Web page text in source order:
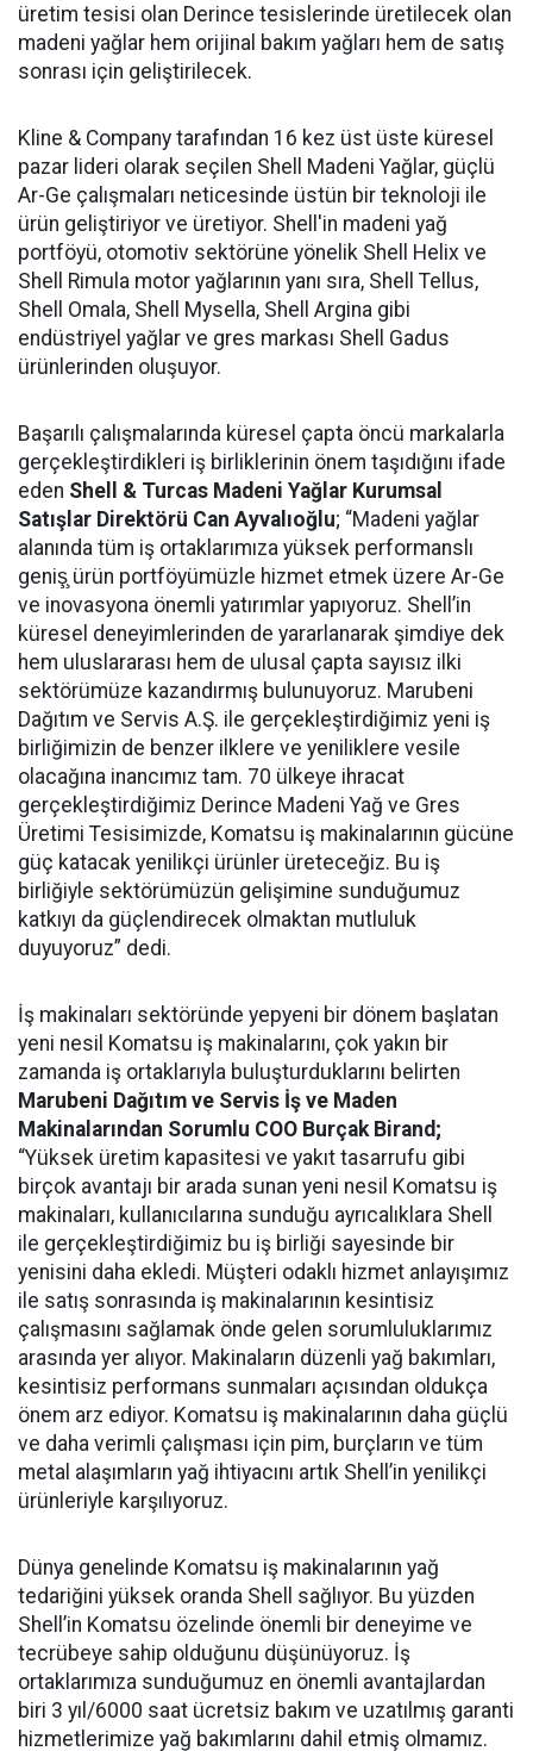
üretim tesisi olan Derince tesislerinde üretilecek olan
madeni yağlar hem orijinal bakım yağları hem de satış
sonrası için geliştirilecek.
Kline & Company tarafından 16 kez üst üste küresel
pazar lideri olarak seçilen Shell Madeni Yağlar, güçlü
Ar-Ge çalışmaları neticesinde üstün bir teknoloji ile
ürün geliştiriyor ve üretiyor. Shell'in madeni yağ
portföyü, otomotiv sektörüne yönelik Shell Helix ve
Shell Rimula motor yağlarının yanı sıra, Shell Tellus,
Shell Omala, Shell Mysella, Shell Argina gibi
endüstriyel yağlar ve gres markası Shell Gadus
ürünlerinden oluşuyor.
Başarılı çalışmalarında küresel çapta öncü markalarla
gerçekleştirdikleri iş birliklerinin önem taşıdığını ifade
eden Shell & Turcas Madeni Yağlar Kurumsal
Satışlar Direktörü Can Ayvalıoğlu; “Madeni yağlar
alanında tüm iş ortaklarımıza yüksek performanslı
geniş̧ ürün portföyümüzle hizmet etmek üzere Ar-Ge
ve inovasyona önemli yatırımlar yapıyoruz. Shell’in
küresel deneyimlerinden de yararlanarak şimdiye dek
hem uluslararası hem de ulusal çapta sayısız ilki
sektörümüze kazandırmış bulunuyoruz. Marubeni
Dağıtım ve Servis A.Ş. ile gerçekleştirdiğimiz yeni iş
birliğimizin de benzer ilklere ve yeniliklere vesile
olacağına inancımız tam. 70 ülkeye ihracat
gerçekleştirdiğimiz Derince Madeni Yağ ve Gres
Üretimi Tesisimizde, Komatsu iş makinalarının gücüne
güç katacak yenilikçi ürünler üreteceğiz. Bu iş
birliğiyle sektörümüzün gelişimine sunduğumuz
katkıyı da güçlendirecek olmaktan mutluluk
duyuyoruz” dedi.
İş makinaları sektöründe yepyeni bir dönem başlatan
yeni nesil Komatsu iş makinalarını, çok yakın bir
zamanda iş ortaklarıyla buluşturduklarını belirten
Marubeni Dağıtım ve Servis İş ve Maden
Makinalarından Sorumlu COO Burçak Birand;
“Yüksek üretim kapasitesi ve yakıt tasarrufu gibi
birçok avantajı bir arada sunan yeni nesil Komatsu iş
makinaları, kullanıcılarına sunduğu ayrıcalıklara Shell
ile gerçekleştirdiğimiz bu iş birliği sayesinde bir
yenisini daha ekledi. Müşteri odaklı hizmet anlayışımız
ile satış sonrasında iş makinalarının kesintisiz
çalışmasını sağlamak önde gelen sorumluluklarımız
arasında yer alıyor. Makinaların düzenli yağ bakımları,
kesintisiz performans sunmaları açısından oldukça
önem arz ediyor. Komatsu iş makinalarının daha güçlü
ve daha verimli çalışması için pim, burçların ve tüm
metal alaşımların yağ ihtiyacını artık Shell’in yenilikçi
ürünleriyle karşılıyoruz.
Dünya genelinde Komatsu iş makinalarının yağ
tedariğini yüksek oranda Shell sağlıyor. Bu yüzden
Shell’in Komatsu özelinde önemli bir deneyime ve
tecrübeye sahip olduğunu düşünüyoruz. İş
ortaklarımıza sunduğumuz en önemli avantajlardan
biri 3 yıl/6000 saat ücretsiz bakım ve uzatılmış garanti
hizmetlerimize yağ bakımlarını dahil etmiş olmamız.